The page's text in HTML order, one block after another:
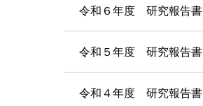
令和６年度 研究報告書
令和５年度 研究報告書
令和４年度 研究報告書